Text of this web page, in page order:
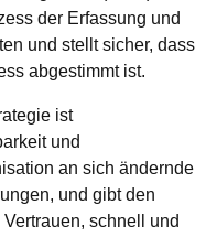
der Erfassung und
und stellt sicher, dass
abgestimmt ist.
ist
und
an sich ändernde
und gibt den
schnell und